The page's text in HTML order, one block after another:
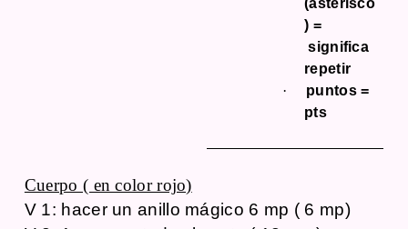
(asterisco
) =
significa
repetir
·
puntos =
pts
Cuerpo ( en color rojo)
V 1: hacer un anillo mágico 6 mp ( 6 mp)